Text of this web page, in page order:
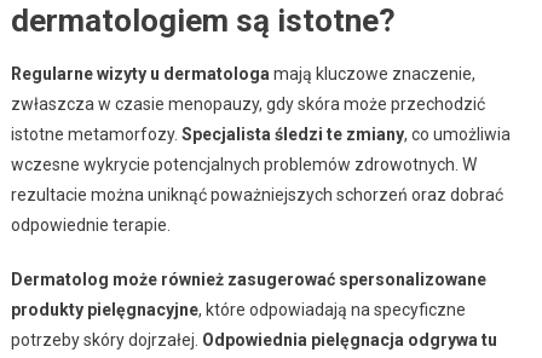
dermatologiem są istotne?
Regularne wizyty u dermatologa mają kluczowe znaczenie,
zwłaszcza w czasie menopauzy, gdy skóra może przechodzić
istotne metamorfozy. Specjalista śledzi te zmiany, co umożliwia
wczesne wykrycie potencjalnych problemów zdrowotnych. W
rezultacie można uniknąć poważniejszych schorzeń oraz dobrać
odpowiednie terapie.
Dermatolog może również zasugerować spersonalizowane
produkty pielęgnacyjne, które odpowiadają na specyficzne
potrzeby skóry dojrzałej. Odpowiednia pielęgnacja odgrywa tu